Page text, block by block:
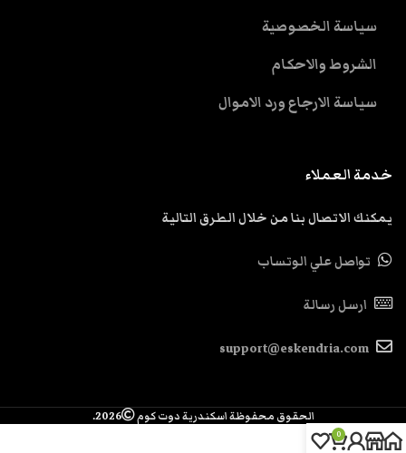
سياسة الخصوصية
الشروط والاحكام
سياسة الارجاع ورد الاموال
خدمة العملاء
يمكنك الاتصال بنا من خلال الطرق التالية
تواصل علي الوتساب
ارسل رسالة
support@eskendria.com
الحقوق محفوظة اسكندرية دوت كوم 2026.
0